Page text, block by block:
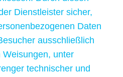
Dienstleister sicher,
Daten
ausschließlich
Weisungen, unter
technischer und